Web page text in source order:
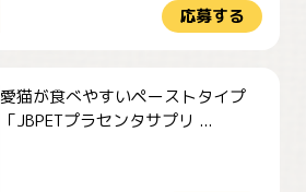
応募する
愛猫が食べやすいペーストタイプ
「JBPETプラセンタサプリ ...